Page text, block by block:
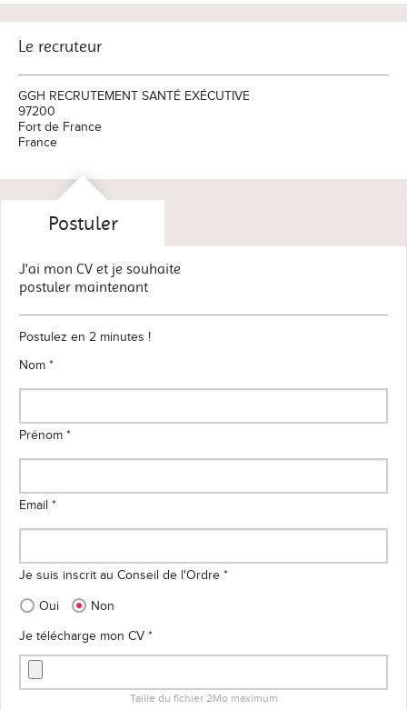
Le recruteur
GGH RECRUTEMENT SANTÉ EXÉCUTIVE
97200
Fort de France
France
Postuler
J'ai mon CV et je souhaite
postuler maintenant
Postulez en 2 minutes !
Nom *
Prénom *
Email *
Je suis inscrit au Conseil de l'Ordre *
Oui
Non
Je télécharge mon CV *
Taille du fichier 2Mo maximum